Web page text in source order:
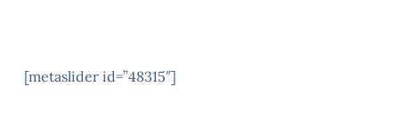
[metaslider id=”48315″]